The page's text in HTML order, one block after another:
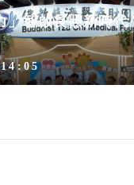
啟長照新時代 翻轉銀髮共